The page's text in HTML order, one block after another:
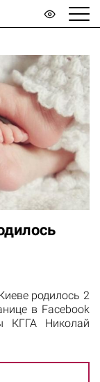
родилось 2
в Facebook
КГГА Николай